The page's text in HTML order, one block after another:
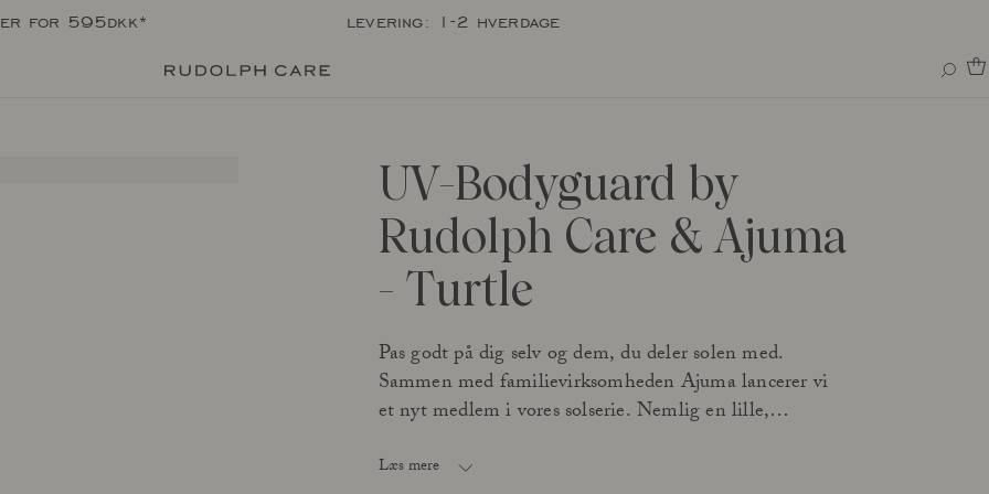
for 595dkk* levering: 1-2 hverdage
UV-Bodyguard by
Rudolph Care & Ajuma
- Turtle
Pas godt på dig selv og dem, du deler solen med.
Sammen med familievirksomheden Ajuma lancerer vi
et nyt medlem i vores solserie. Nemlig en lille,
længe, du, din familie eller venner kan opholde jer
Læs mere